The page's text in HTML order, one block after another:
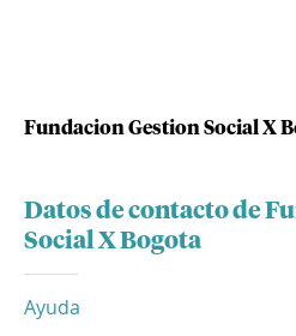
Fundacion Gestion Social X
Datos de contacto de
Social X Bogota
Ayuda